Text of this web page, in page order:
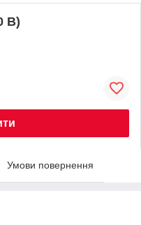
В)
Умови повернення